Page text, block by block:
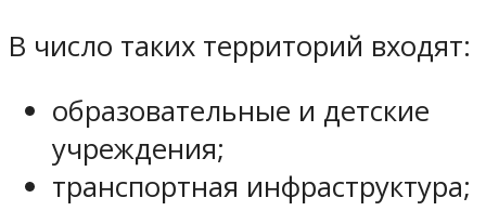
В число таких территорий входят:
образовательные и детские
учреждения;
транспортная инфраструктура;